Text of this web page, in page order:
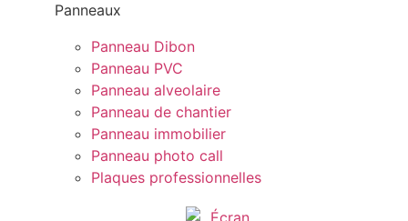
Panneaux
Panneau Dibon
Panneau PVC
Panneau alveolaire
Panneau de chantier
Panneau immobilier
Panneau photo call
Plaques professionnelles